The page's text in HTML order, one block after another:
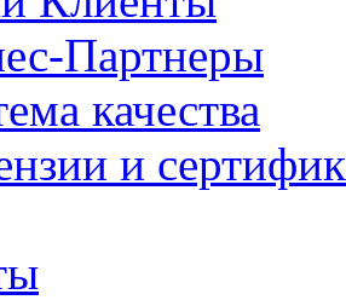
Партнеры
качества
и